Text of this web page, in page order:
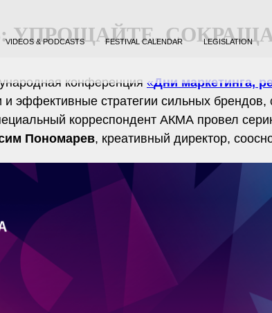
VIDEOS & PODCASTS FESTIVAL CALENDAR LEGISLATION
конференция «Дни маркетинга,
и эффективные стратегии сильных
корреспондент АКМА провел
Пономарев, креативный директор,